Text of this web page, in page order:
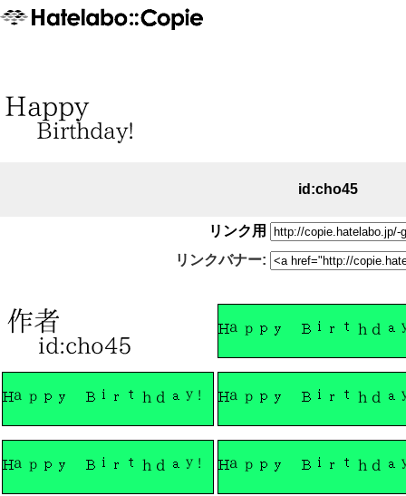
id:cho45
リンク用
リンクバナー: